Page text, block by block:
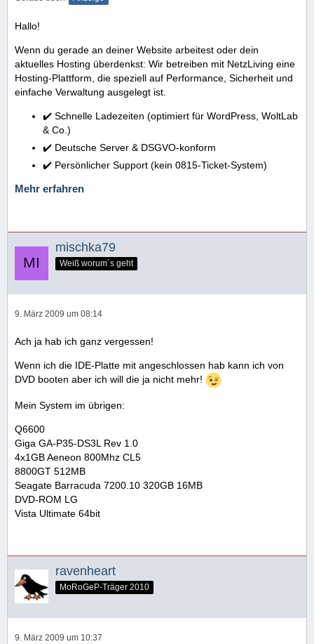
Hallo!
Wenn du gerade an deiner Website arbeitest oder dein
aktuelles Hosting überdenkst: Wir betreiben mit NetzLiving eine
Hosting-Plattform, die speziell auf Performance, Sicherheit und
einfache Verwaltung ausgelegt ist.
✔️ Schnelle Ladezeiten (optimiert für WordPress, WoltLab
& Co.)
✔️ Deutsche Server & DSGVO-konform
✔️ Persönlicher Support (kein 0815-Ticket-System)
Mehr erfahren
mischka79
Weiß worum´s geht
9. März 2009 um 08:14
Ach ja hab ich ganz vergessen!
Wenn ich die IDE-Platte mit angeschlossen hab kann ich von
DVD booten aber ich will die ja nicht mehr!
Mein System im übrigen:
Q6600
Giga GA-P35-DS3L Rev 1.0
4x1GB Aeneon 800Mhz CL5
8800GT 512MB
Seagate Barracuda 7200.10 320GB 16MB
DVD-ROM LG
Vista Ultimate 64bit
ravenheart
MoRoGeP-Träger 2010
9. März 2009 um 10:37